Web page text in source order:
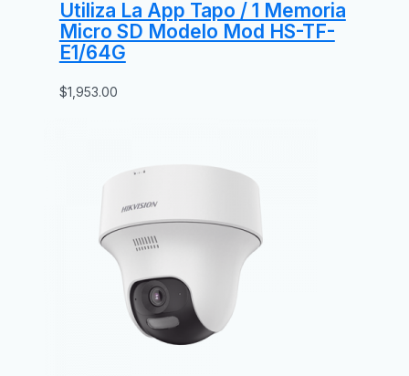
Utiliza La App Tapo / 1 Memoria
Micro SD Modelo Mod HS-TF-
E1/64G
$1,953.00